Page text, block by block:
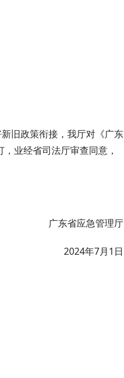
旧政策衔接，我厅对《广东
业经省司法厅审查同意，
广东省应急管理厅
2024年7月1日